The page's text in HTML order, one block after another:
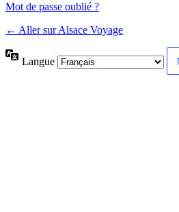
Mot de passe oublié ?
← Aller sur Alsace Voyage
Langue